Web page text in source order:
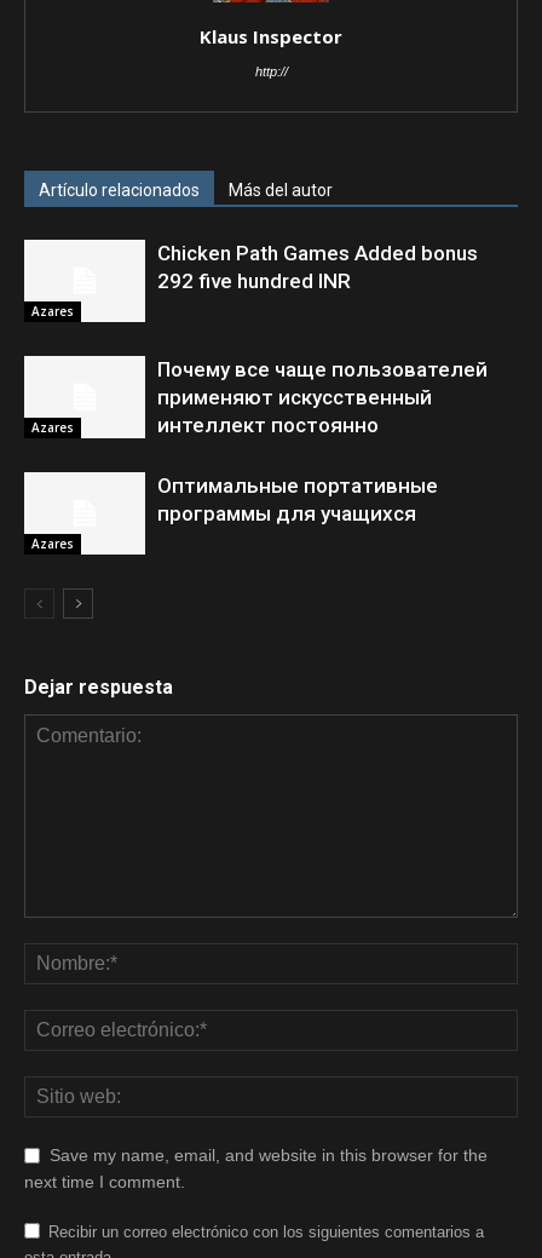
Klaus Inspector
http://
Artículo relacionados Más del autor
Azares
Chicken Path Games Added bonus
292 five hundred INR
Azares
Почему все чаще пользователей
применяют искусственный
интеллект постоянно
Azares
Оптимальные портативные
программы для учащихся
Dejar respuesta
Save my name, email, and website in this browser for the
next time I comment.
Recibir un correo electrónico con los siguientes comentarios a